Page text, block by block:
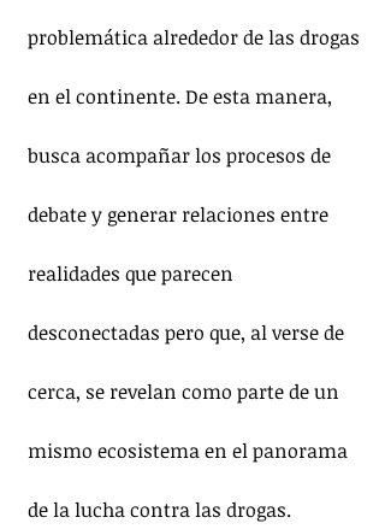
problemática alrededor de las drogas
en el continente. De esta manera,
busca acompañar los procesos de
debate y generar relaciones entre
realidades que parecen
desconectadas pero que, al verse de
cerca, se revelan como parte de un
mismo ecosistema en el panorama
de la lucha contra las drogas.